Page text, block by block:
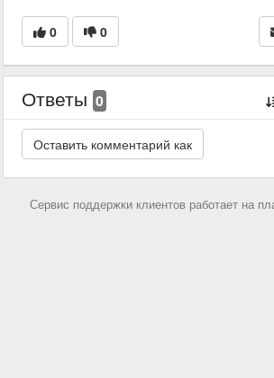
0 0
Ответы 0
Сервис поддержки клиентов работает на